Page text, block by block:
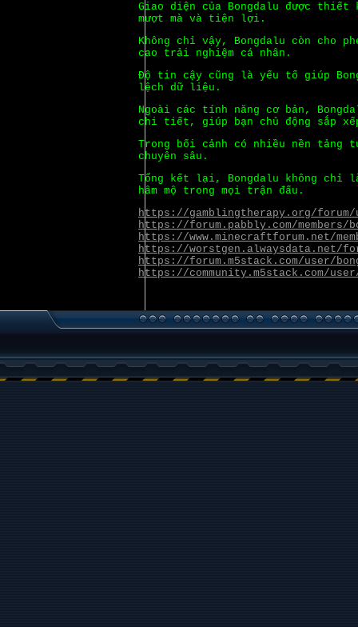
Giao diện của Bongdalu được
mượt mà và tiện lợi.
Không chỉ vậy, Bongdalu còn cho
cao trải nghiệm cá nhân.
Độ tin cậy cũng là yếu tố giúp
lệch dữ liệu.
Ngoài các tính năng cơ bản,
chi tiết, giúp bạn chủ động sắp
Trong bối cảnh có nhiều nền tảng
chuyên sâu.
Tổng kết lại, Bongdalu không chỉ
hâm mộ trong mọi trận đấu.
https://gamblingtherapy.org/forum/
https://forum.pabbly.com/members/
https://www.minecraftforum.net/
https://worstgen.alwaysdata.net/
https://forum.m5stack.com/user/
https://community.m5stack.com/